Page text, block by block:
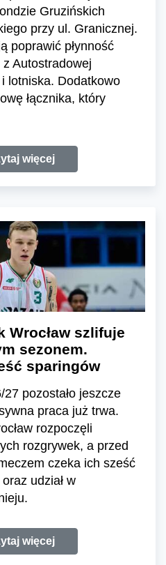
Gruzińskich
przy ul. Granicznej.
poprawić płynność
Autostradowej
lotniska. Dodatkowo
łącznika, który
więcej
Wrocław szlifuje
sezonem.
sparingów
pozostało jeszcze
praca już trwa.
rozpoczęli
rozgrywek, a przed
czeka ich sześć
udział w
więcej